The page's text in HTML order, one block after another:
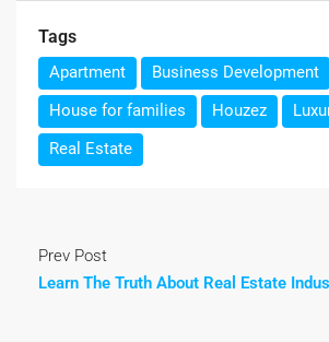
Tags
Apartment
Business Development
House for families
Houzez
Real Estate
Prev Post
Learn The Truth About Real Estate